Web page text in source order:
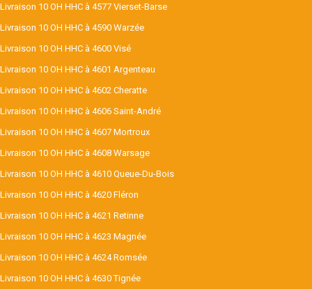
Livraison 10 OH HHC à 4577 Vierset-Barse
Livraison 10 OH HHC à 4590 Warzée
Livraison 10 OH HHC à 4600 Visé
Livraison 10 OH HHC à 4601 Argenteau
Livraison 10 OH HHC à 4602 Cheratte
Livraison 10 OH HHC à 4606 Saint-André
Livraison 10 OH HHC à 4607 Mortroux
Livraison 10 OH HHC à 4608 Warsage
Livraison 10 OH HHC à 4610 Queue-Du-Bois
Livraison 10 OH HHC à 4620 Fléron
Livraison 10 OH HHC à 4621 Retinne
Livraison 10 OH HHC à 4623 Magnée
Livraison 10 OH HHC à 4624 Romsée
Livraison 10 OH HHC à 4630 Tignée